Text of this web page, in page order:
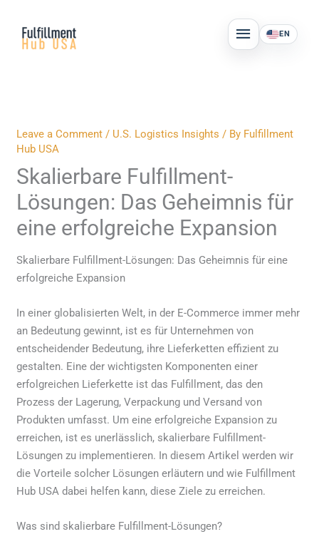
content
MAIN
MENU
EN
Leave a Comment / U.S. Logistics Insights / By Fulfillment
Hub USA
Skalierbare Fulfillment-
Lösungen: Das Geheimnis für
eine erfolgreiche Expansion
Skalierbare Fulfillment-Lösungen: Das Geheimnis für eine
erfolgreiche Expansion
In einer globalisierten Welt, in der E-Commerce immer mehr
an Bedeutung gewinnt, ist es für Unternehmen von
entscheidender Bedeutung, ihre Lieferketten effizient zu
gestalten. Eine der wichtigsten Komponenten einer
erfolgreichen Lieferkette ist das Fulfillment, das den
Prozess der Lagerung, Verpackung und Versand von
Produkten umfasst. Um eine erfolgreiche Expansion zu
erreichen, ist es unerlässlich, skalierbare Fulfillment-
Lösungen zu implementieren. In diesem Artikel werden wir
die Vorteile solcher Lösungen erläutern und wie Fulfillment
Hub USA dabei helfen kann, diese Ziele zu erreichen.
Was sind skalierbare Fulfillment-Lösungen?